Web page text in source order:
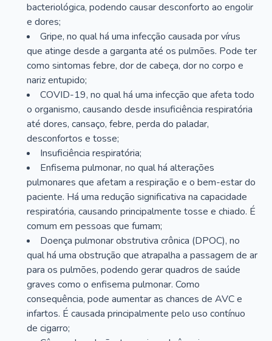
bacteriológica, podendo causar desconforto ao engolir
e dores;
Gripe, no qual há uma infecção causada por vírus
que atinge desde a garganta até os pulmões. Pode ter
como sintomas febre, dor de cabeça, dor no corpo e
nariz entupido;
COVID-19, no qual há uma infecção que afeta todo
o organismo, causando desde insuficiência respiratória
até dores, cansaço, febre, perda do paladar,
desconfortos e tosse;
Insuficiência respiratória;
Enfisema pulmonar, no qual há alterações
pulmonares que afetam a respiração e o bem-estar do
paciente. Há uma redução significativa na capacidade
respiratória, causando principalmente tosse e chiado. É
comum em pessoas que fumam;
Doença pulmonar obstrutiva crônica (DPOC), no
qual há uma obstrução que atrapalha a passagem de ar
para os pulmões, podendo gerar quadros de saúde
graves como o enfisema pulmonar. Como
consequência, pode aumentar as chances de AVC e
infartos. É causada principalmente pelo uso contínuo
de cigarro;